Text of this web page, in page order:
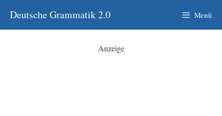
Inhalt
springen
Deutsche Grammatik 2.0 Menü
Anzeige